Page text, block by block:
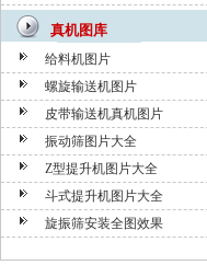
真机图库
给料机图片
螺旋输送机图片
皮带输送机真机图片
振动筛图片大全
Z型提升机图片大全
斗式提升机图片大全
旋振筛安装全图效果